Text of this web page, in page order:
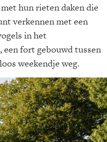
hun rieten daken die
verkennen met een
in het
een fort gebouwd tussen
weekendje weg.